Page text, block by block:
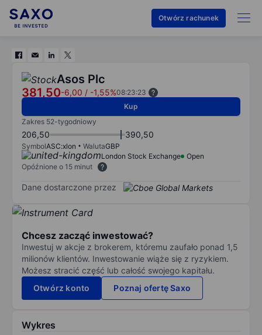
Otwórz rachunek
Asos Plc
381,50-6,00 / -1,55%08:23:23
Kup
Zakres 52-tygodniowy
206,50 390,50
SymbolASC:xlon WalutaGBP
London Stock Exchange
Open
Opóźnione o 15 minut
Dane dostarczone przez
Chcesz zacząć inwestować?
Inwestuj w akcje z brokerem, któremu zaufało ponad 1,5
milionów klientów. Inwestowanie wiąże się z ryzykiem.
Możesz stracić część lub całość swojego kapitału.
Otwórz konto
Poznaj ofertę Saxo
Wykres